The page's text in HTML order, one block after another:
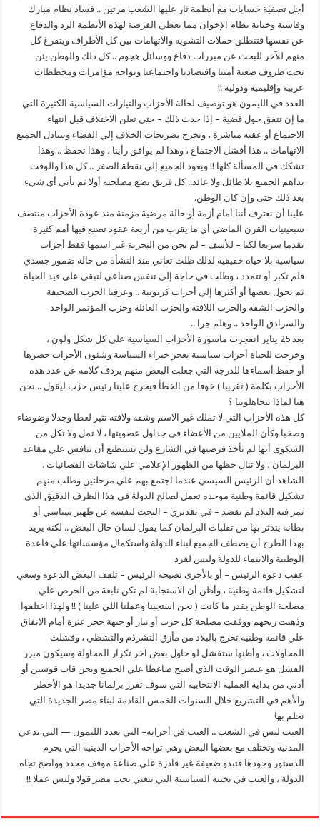
أجل تصفية حسابات مع أنظمة ثار عليها الشعب مرتين .. فساد نظام مبارك
وفاشية وخيانة نظام الإخوان مما يعطي الفرصة لهذه الأنظمة الرد والدفاع
عن نفسها فتنطلق حملات التشويه والاتهامات بين كل الأطراف ويتفرغ كل
منهم للآخر للبحث عن مبررات دفاع ووسائل هجوم .. كل ذلك والوطن يئن
تحت ظروف صعبة أمنيا واقتصاديا واجتماعيا ويواجه مؤامرات ومخططات
عربية وإقليمية ودولية !!
العدد في الليمون هو توصيف لحالة الأحزاب والتيارات السياسية الكثيرة التي
ما إن تتفق حول قضية – إذا حدث ذلك – حتى تعلن الاختلاف قبل انتهاء
الاجتماع أو عقبه مباشرة ، وتخرج تصريحات الخلاف إلي الفضاء ويتبادل الجميع
الاتهامات .. هذا أفشل الاجتماع ، وهذا لم يوافق رأينا ، وهذا تحفظ .. وهذا
تشكك في المسألة كلها !! ويعود الجميع إلي نقطة الصفر .. كل هذا والوقت
يداهم الجميع بلا طائل ولا عائد.. كل فريق يضع مصلحته أولا ثم يأتي أي شيء
بعد ذلك حتى وإن كان الوطن.
علينا أن نعترف أننا أمام أزمة أو حالة مرضية مزمنة منذ عودة الأحزاب منتصف
سبعينيات القرن الماضي أي ما يقرب من أربعة عقود تصنع فيها أمم كثيرة
تقدما سريعا لكنا – للأسف – لم نجن من التجربة غير اسمها فقط أحزاب
سياسية بلا حياة حقيقية لذلك ظلت تعاني منذ النشأة من حالة ضمور جسدي
فلم تكبر أو تتمدد ، وظلت في حاجة إلي تنفس صناعي لتبقي علي قيد الحياة
ثم تحول بعضها أو أكثرها إلي أحزاب كرتونية .. وعرفنا الحزب الصحيفة
والحزب الشقة والحزب اللافتة والحزب العائلة وحزب المؤتمر الواحد
والسرادق الواحد .. وهلم جرا ..
بعد 25 يناير انفجرت ماسورة الأحزاب السياسية علي كل شكل ولون ،
وخرجت للحياة أحزاب سياسية يعجز خبراء السياسة وشئون الأحزاب حصرها
أو حفظ أسماءها للدرجة التي جعلت البعض منهم يردف كلامه عن عدد هذه
الأحزاب بكلمة ( تقريبا ) خوفا من الخطأ فيخرج علينا رئيس حزب ليقول .. نحن
هنا لماذا تتجاهلوننا ؟
كل هذه الأحزاب التي لا تملك غير الاسم وشقة ولافته تثير لغطا وجدلا وضوضاء
وصخبا وكأن الملايين من الأعضاء في جداول عضويتها ، لا تمل ولا تكل من
الشكوى أنها لم تأخذ فرصتها في الشارع ولن تستطيع أن تنافس علي مقاعد
البرلمان ، ولا تنال حظها من الظهور الإعلامي علي شاشات الفضائيات .
الشاهد أن الرئيس السيسي عندما اجتمع بهم علي مرحلتين وطلب منهم
تشكيل قائمة وطنية موحده تعمل لصالح الدولة في هذا الظرف الدقيق الذي
تمر فيه البلاد لم يقصد – في تقديري – البحث لنفسه عن ظهير سياسي أو
بطانة يتدثر بها من تقلبات البرلمان كما يقول لسان حال البعض .. لكنه يريد
بهذا الطرح أن يصطف الجميع لبناء الدولة واستكمال مؤسساتها علي قاعدة
الوطنية والانتماء للدولة وليس لفرد
عقب دعوة الرئيس – أو بالأحرى نصيحة الرئيس – تلقف البعض الدعوة وسعي
لتشكيل قائمة وطنية ، وأظن أن الاستجابة لم تكن نابعة من الحرص علي
مصلحة الوطن بقدر ما كانت ( نحن استجبنا وعملنا اللي علينا ) !! ولهذا اختلفوا
وذهبت ريحهم ووقفت مصلحة كل حزب أو تيار أو جبهة حجر عثرة أمام الاتفاق
علي قائمة وطنية تخرج بالبلاد من مأزق التشرذم والتشظي ، وفشلت
المحاولات ، وأظنها ستفشل لو حاول بعض آخر تكرار المحاولة وسيكون مبرر
الفشل هو عنصر الوقت الذي أصبح ضاغطا علي الجميع ونحن قاب قوسين أو
أدني من بداية العملية الانتخابية التي سوف تفرز برلمانا جديدا هو الأخطر
والأهم في التشريع خلال السنوات الخمس القادمة لبناء مصر الجديدة التي
نحلم بها
العيب ليس في الشعب .. العيب في أحزابه– التي بعدد الليمون — التي تدعي
المدنية وتختلف مع بعضها البعض وهي تواجه الأحزاب الدينية التي يجرم
الدستور وجودها فتبدو ضعيفة غير قادرة علي صناعة موقف محدد وواضح تجاه
الدولة ، والعيب في نخبته السياسية التي تتغني بحب مصر قولا وليس عملا !!